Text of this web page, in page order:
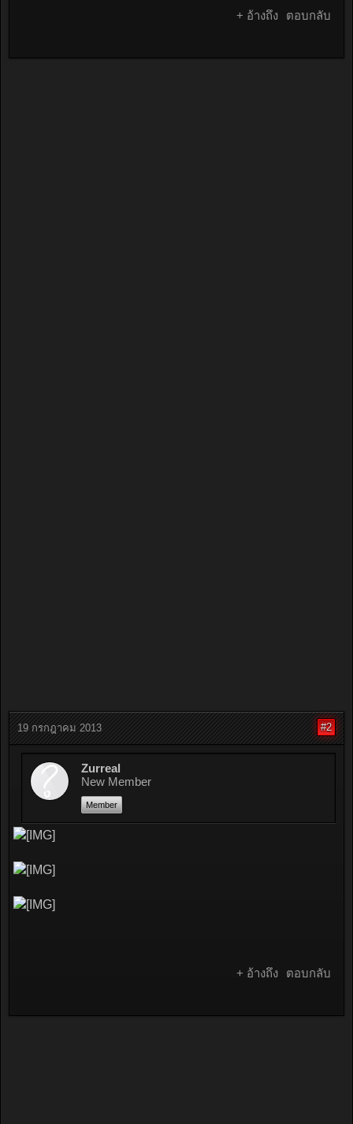
+ อ้างถึง ตอบกลับ
19 กรกฎาคม 2013 #2
Zurreal
New Member
Member
+ อ้างถึง ตอบกลับ